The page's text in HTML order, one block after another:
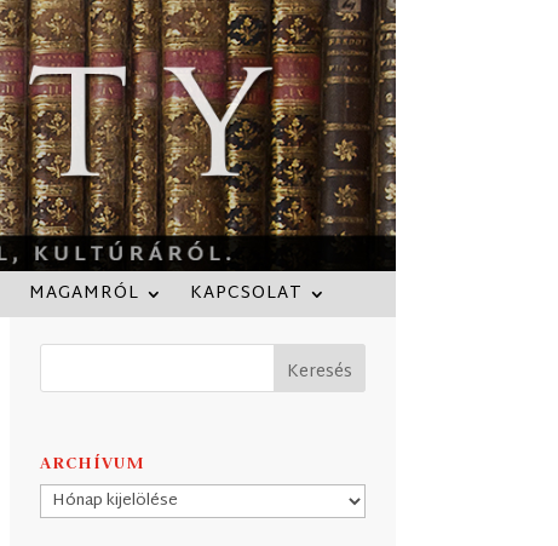
MAGAMRÓL KAPCSOLAT
ARCHÍVUM
Archívum